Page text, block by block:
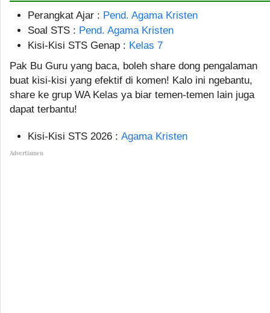
Perangkat Ajar : Pend. Agama Kristen
Soal STS : Pend. Agama Kristen
Kisi-Kisi STS Genap : Kelas 7
Pak Bu Guru yang baca, boleh share dong pengalaman
buat kisi-kisi yang efektif di komen! Kalo ini ngebantu,
share ke grup WA Kelas ya biar temen-temen lain juga
dapat terbantu!
Kisi-Kisi STS 2026 : Agama Kristen
Advertismen